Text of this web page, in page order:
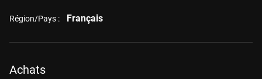
Région/Pays : Français
Achats